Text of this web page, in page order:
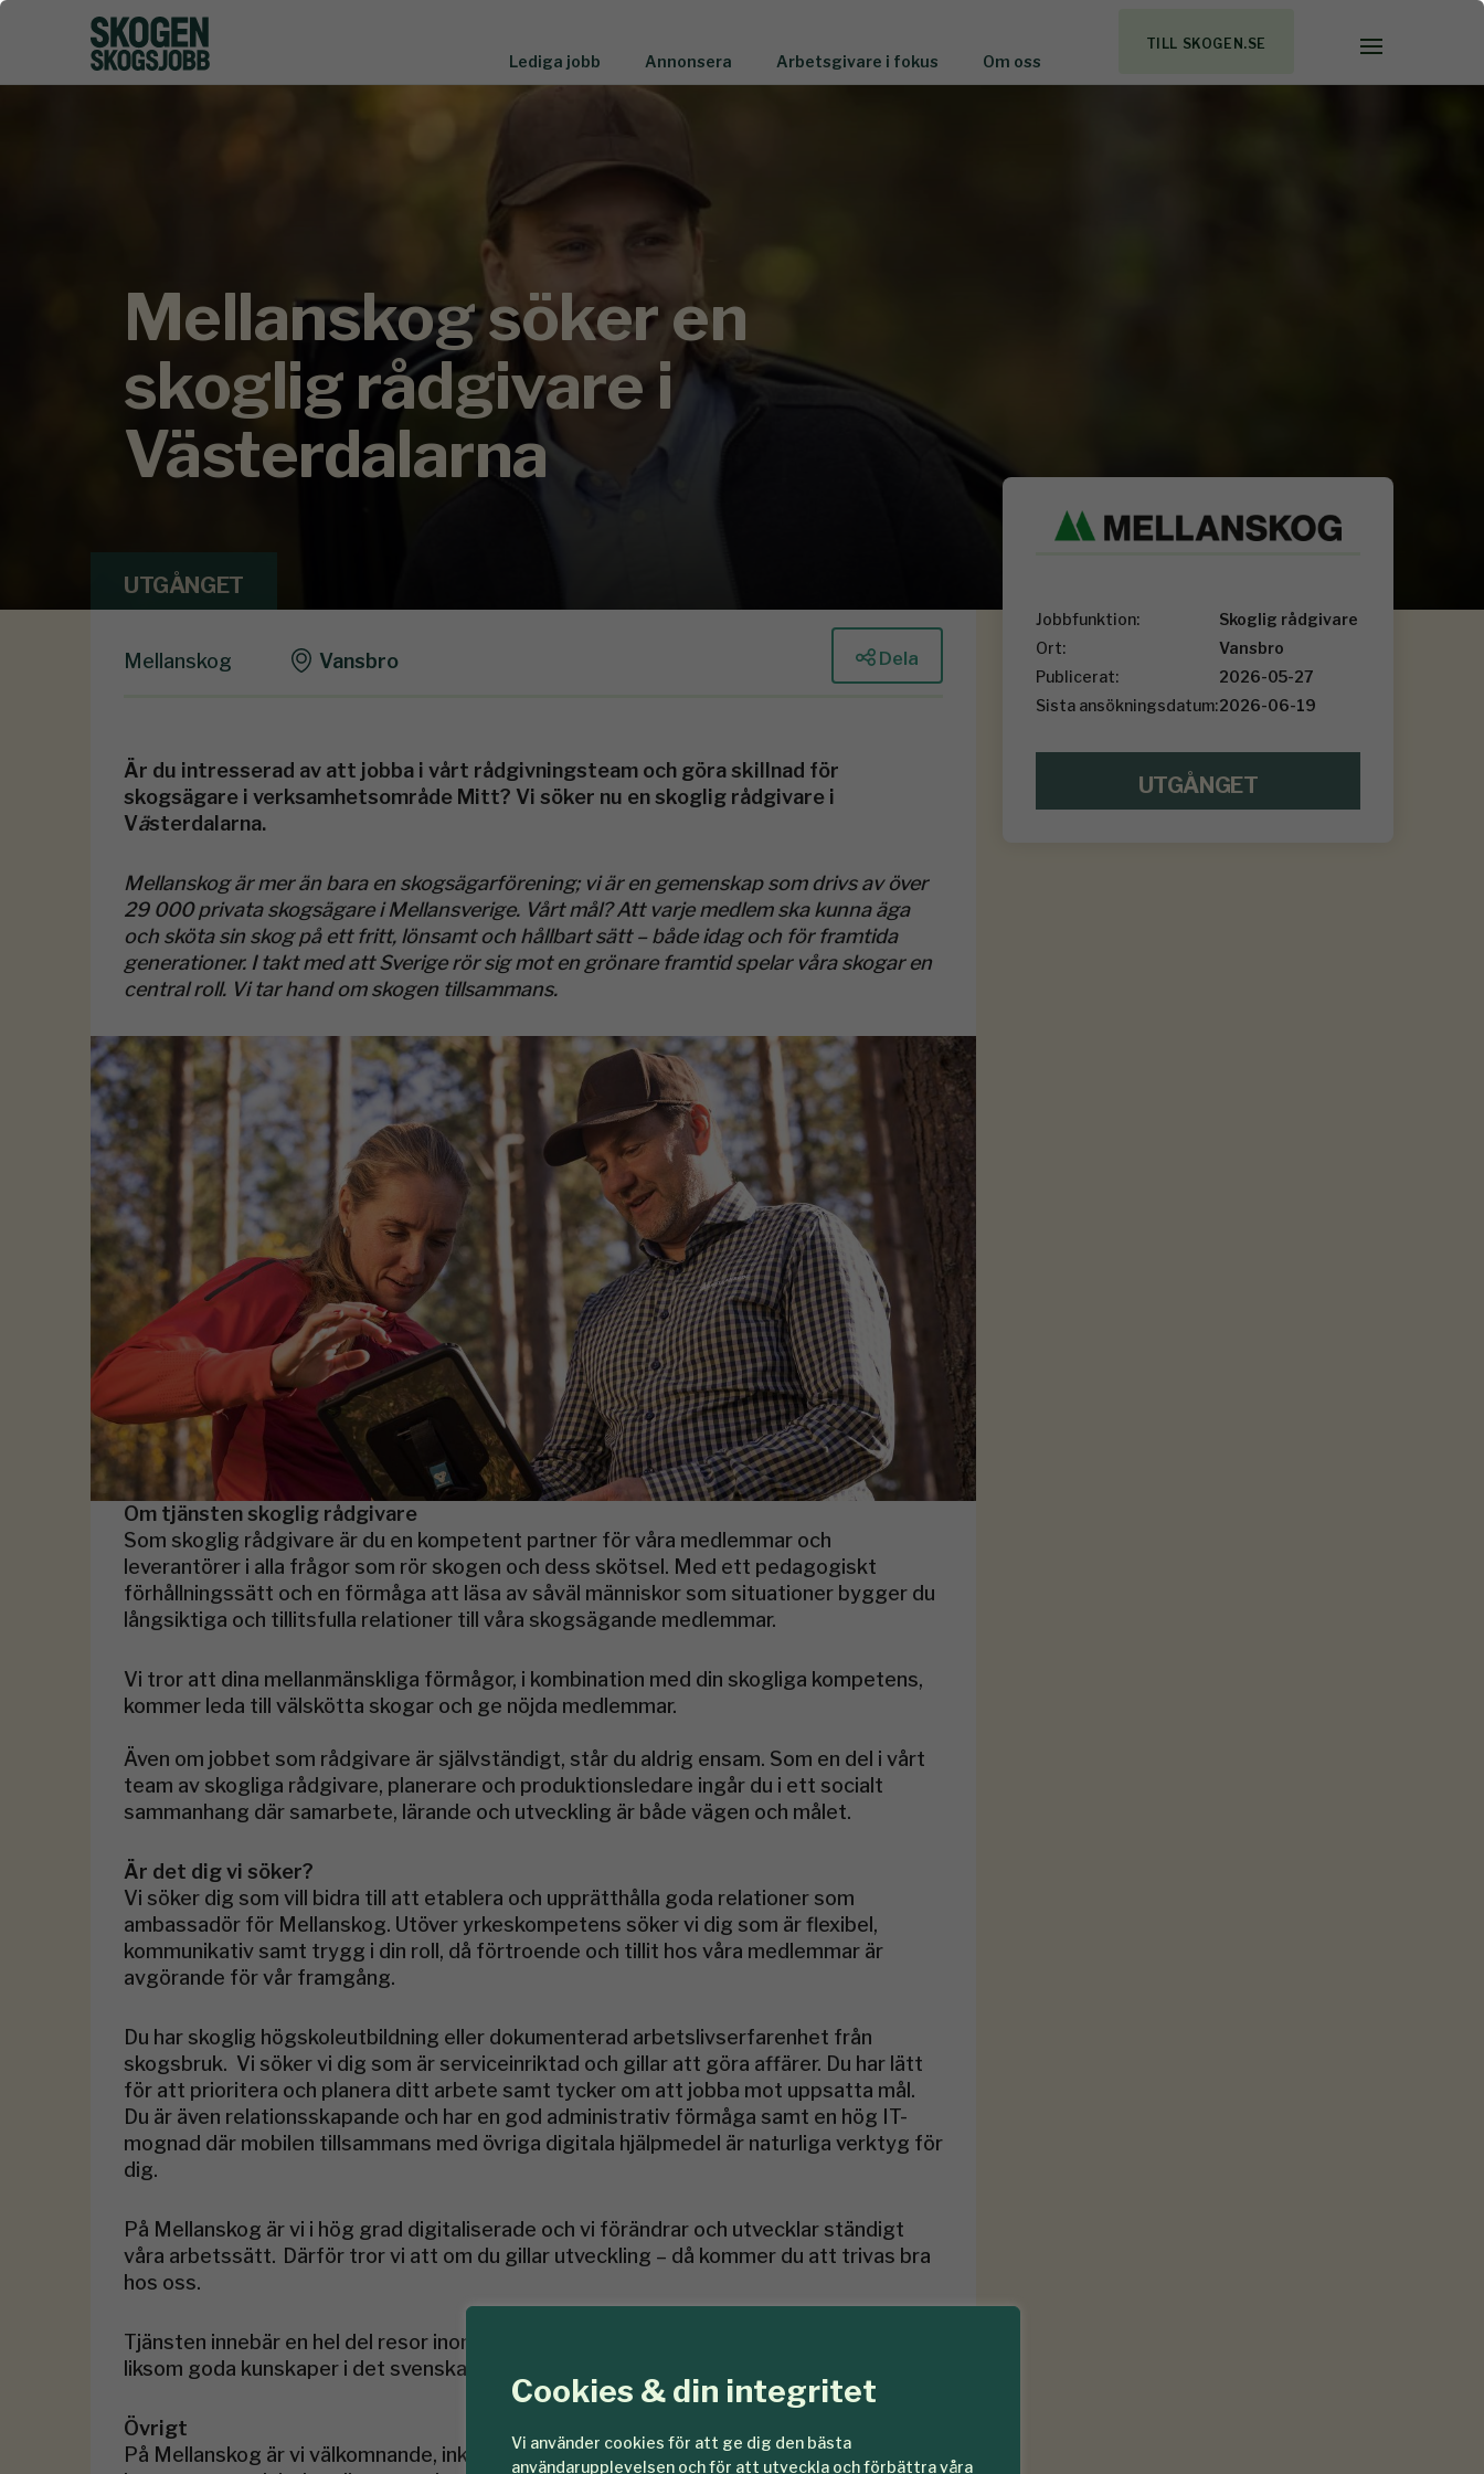
Cookies & din integritet
Vi använder cookies för att ge dig den bästa
användarupplevelsen och för att utveckla och förbättra våra
Lediga jobb Annonsera Arbetsgivare i fokus Om oss
TILL SKOGEN.SE
UTGÅNGET
Mellanskog söker en
skoglig rådgivare i
Västerdalarna
Jobbfunktion:
Skoglig rådgivare
Ort:
Vansbro
Publicerat:
2026-05-27
Sista ansökningsdatum:2026-06-19
UTGÅNGET
Mellanskog Vansbro Dela
Är du intresserad av att jobba i vårt rådgivningsteam och göra skillnad för
skogsägare i verksamhetsområde Mitt? Vi söker nu en skoglig rådgivare i
Västerdalarna.
Mellanskog är mer än bara en skogsägarförening; vi är en gemenskap som drivs av över
29 000 privata skogsägare i Mellansverige. Vårt mål? Att varje medlem ska kunna äga
och sköta sin skog på ett fritt, lönsamt och hållbart sätt – både idag och för framtida
generationer. I takt med att Sverige rör sig mot en grönare framtid spelar våra skogar en
central roll. Vi tar hand om skogen tillsammans.
Om tjänsten skoglig rådgivare
Som skoglig rådgivare är du en kompetent partner för våra medlemmar och
leverantörer i alla frågor som rör skogen och dess skötsel. Med ett pedagogiskt
förhållningssätt och en förmåga att läsa av såväl människor som situationer bygger du
långsiktiga och tillitsfulla relationer till våra skogsägande medlemmar.
Vi tror att dina mellanmänskliga förmågor, i kombination med din skogliga kompetens,
kommer leda till välskötta skogar och ge nöjda medlemmar.
Även om jobbet som rådgivare är självständigt, står du aldrig ensam. Som en del i vårt
team av skogliga rådgivare, planerare och produktionsledare ingår du i ett socialt
sammanhang där samarbete, lärande och utveckling är både vägen och målet.
Är det dig vi söker?
Vi söker dig som vill bidra till att etablera och upprätthålla goda relationer som
ambassadör för Mellanskog. Utöver yrkeskompetens söker vi dig som är flexibel,
kommunikativ samt trygg i din roll, då förtroende och tillit hos våra medlemmar är
avgörande för vår framgång.
Du har skoglig högskoleutbildning eller dokumenterad arbetslivserfarenhet från
skogsbruk. Vi söker vi dig som är serviceinriktad och gillar att göra affärer. Du har lätt
för att prioritera och planera ditt arbete samt tycker om att jobba mot uppsatta mål.
Du är även relationsskapande och har en god administrativ förmåga samt en hög IT-
mognad där mobilen tillsammans med övriga digitala hjälpmedel är naturliga verktyg för
dig.
På Mellanskog är vi i hög grad digitaliserade och vi förändrar och utvecklar ständigt
våra arbetssätt. Därför tror vi att om du gillar utveckling – då kommer du att trivas bra
hos oss.
Tjänsten innebär en hel del resor inom vårt verksamhetsområde och kräver B-körkort
liksom goda kunskaper i det svenska språket, såväl i tal som i skrift.
Övrigt
På Mellanskog är vi välkomnande, inkluderande och förstår att olikheter berikar oss. Vi